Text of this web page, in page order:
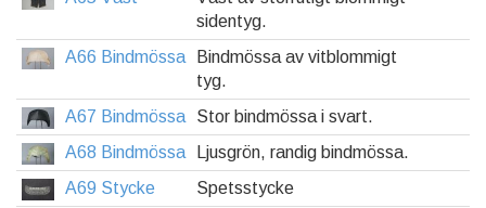
sidentyg.
A66 Bindmössa
Bindmössa av vitblommigt
tyg.
A67 Bindmössa
Stor bindmössa i svart.
A68 Bindmössa
Ljusgrön, randig bindmössa.
A69 Stycke
Spetsstycke